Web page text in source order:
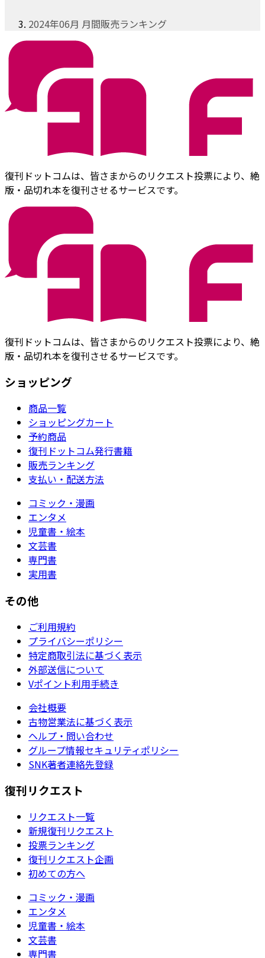
2024年06月 月間販売ランキング
復刊ドットコムは、皆さまからのリクエスト投票により、絶
版・品切れ本を復刊させるサービスです。
復刊ドットコムは、皆さまからのリクエスト投票により、絶
版・品切れ本を復刊させるサービスです。
ショッピング
商品一覧
ショッピングカート
予約商品
復刊ドットコム発行書籍
販売ランキング
支払い・配送方法
コミック・漫画
エンタメ
児童書・絵本
文芸書
専門書
実用書
その他
ご利用規約
プライバシーポリシー
特定商取引法に基づく表示
外部送信について
Vポイント利用手続き
会社概要
古物営業法に基づく表示
ヘルプ・問い合わせ
グループ情報セキュリティポリシー
SNK著者連絡先登録
復刊リクエスト
リクエスト一覧
新規復刊リクエスト
投票ランキング
復刊リクエスト企画
初めての方へ
コミック・漫画
エンタメ
児童書・絵本
文芸書
専門書